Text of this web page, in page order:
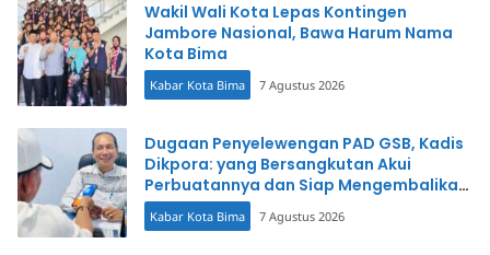
Wakil Wali Kota Lepas Kontingen
Jambore Nasional, Bawa Harum Nama
Kota Bima
Kabar Kota Bima 7 Agustus 2026
Dugaan Penyelewengan PAD GSB, Kadis
Dikpora: yang Bersangkutan Akui
Perbuatannya dan Siap Mengembalikan
Uang
Kabar Kota Bima 7 Agustus 2026